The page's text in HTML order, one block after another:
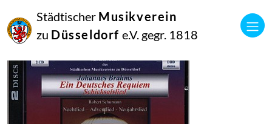
Städtischer Musikverein
zu Düsseldorf e.V. gegr. 1818
September
2014
Manfred Hill